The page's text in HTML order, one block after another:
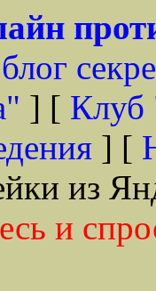
] [ Клуб
] [
из
и